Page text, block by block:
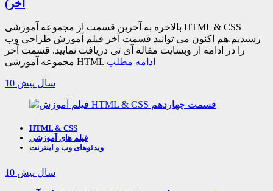
آخر)
بالاخره به آخرین قسمت از مجموعه آموزشی HTML & CSS
رسیدیم.هم اکنون می توانید قسمت آخر فیلم آموزش طراحی وب
را در ادامه از وبسایت مقاله آی تی دریافت نمایید. قسمت آخر
مجموعه آموزشی HTML ادامه مطلب
10 سال پیش
HTML & CSS
فیلم های آموزشی
ویدئوهای وب و اینترنت
10 سال پیش